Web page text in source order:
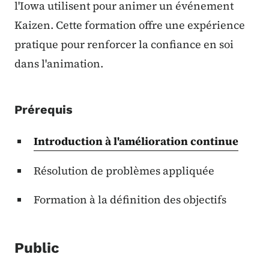
l'Iowa utilisent pour animer un événement
Kaizen. Cette formation offre une expérience
pratique pour renforcer la confiance en soi
dans l'animation.
Prérequis
Introduction à l'amélioration continue
Résolution de problèmes appliquée
Formation à la définition des objectifs
Public